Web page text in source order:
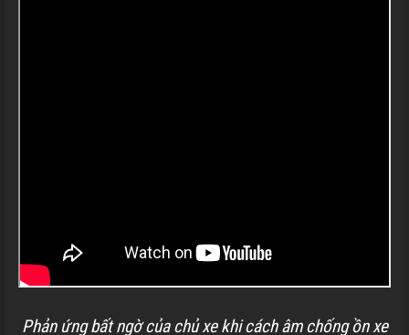
Phản ứng bất ngờ của chủ xe khi cách âm chống ồn xe